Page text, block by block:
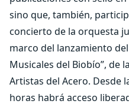
sino que, también,
concierto de la orquesta
marco del lanzamiento
Musicales del Biobío”, de
Artistas del Acero. Desde
horas habrá acceso